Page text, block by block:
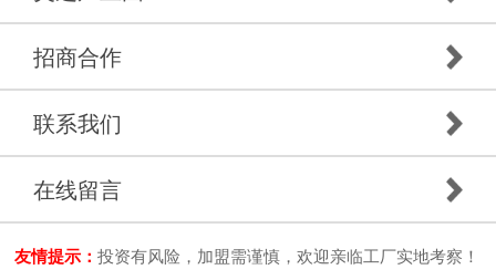
招商合作
联系我们
在线留言
友情提示：投资有风险，加盟需谨慎，欢迎亲临工厂实地考察！